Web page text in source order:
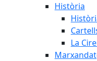
Història
La